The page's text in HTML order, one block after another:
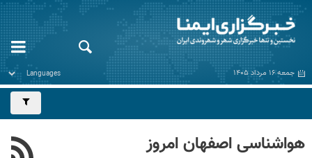
جمعه ۱۶ مرداد ۱۴۰۵
هواشناسی اصفهان امروز